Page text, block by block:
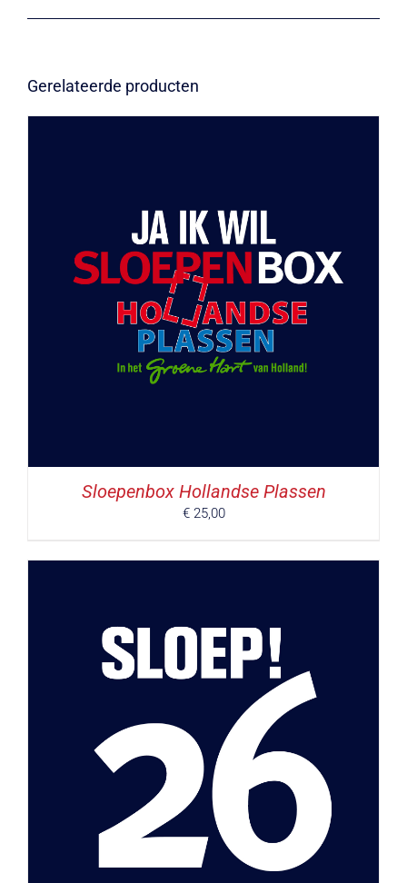
Gerelateerde producten
Sloepenbox Hollandse Plassen
€25,00